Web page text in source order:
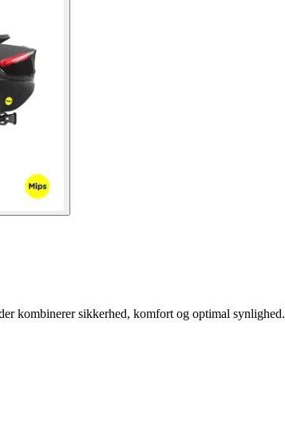
kombinerer sikkerhed, komfort og optimal synlighed.